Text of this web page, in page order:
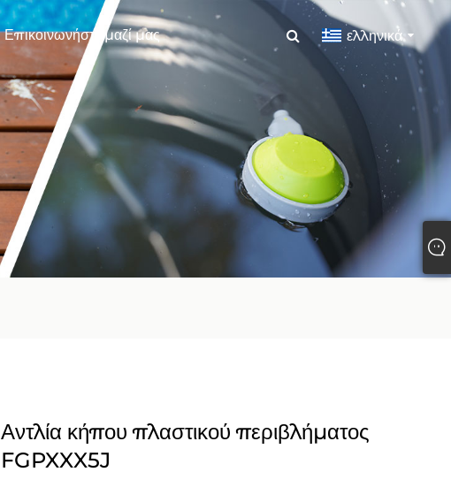
Επικοινωνήστε μαζί μας ελληνικά
Αντλία κήπου πλαστικού περιβλήματος
FGPXXX5J